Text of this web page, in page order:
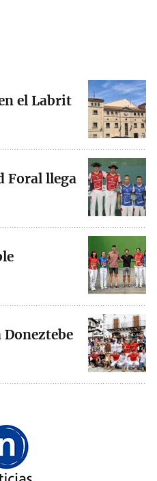
el Labrit
Foral llega
Doneztebe